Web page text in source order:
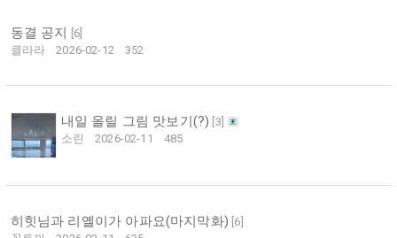
동결 공지 6
클라라
2026-02-12 352
내일 올릴 그림 맛보기(?) 3
소린
2026-02-11 485
히힛님과 리옐이가 아파요(마지막화) 6